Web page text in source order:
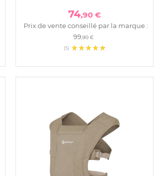
74,90 €
Prix de vente conseillé par la marque :
99,90 €
(5)